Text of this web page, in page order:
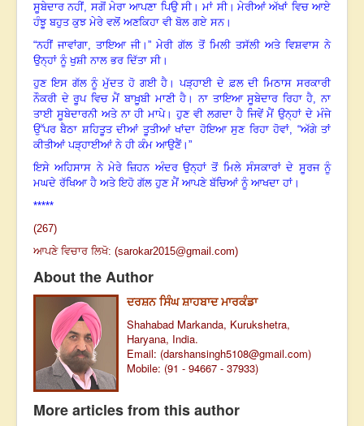
ਸੂਬੇਦਾਰ ਨਹੀਂ, ਸਗੋਂ ਮੇਰਾ ਆਪਣਾ ਪਿਉ ਸੀ। ਮਾਂ ਸੀ।ਮੇਰੀਆਂ ਅੱਖਾਂ ਵਿਚ ਆਏ
ਹੰਝੂ ਬਹੁਤ ਕੁਝ ਮੇਰੇ ਵਲੋਂ ਅਣਕਿਹਾ ਵੀ ਬੋਲ ਗਏ ਸਨ।
“ਨਹੀਂ ਜਾਵਾਂਗਾ,ਤਾਇਆ ਜੀ।”ਮੇਰੀ ਗੱਲ ਤੋਂ ਮਿਲੀ ਤਸੱਲੀ ਅਤੇ ਵਿਸ਼ਵਾਸ ਨੇ
ਉਨ੍ਹਾਂ ਨੂੰ ਖੁਸ਼ੀ ਨਾਲ ਭਰ ਦਿੱਤਾ ਸੀ।
ਹੁਣ ਇਸ ਗੱਲ ਨੂੰ ਮੁੱਦਤ ਹੋ ਗਈ ਹੈ। ਪੜ੍ਹਾਈ ਦੇ ਫ਼ਲ ਦੀ ਮਿਠਾਸ ਸਰਕਾਰੀ
ਨੌਕਰੀ ਦੇ ਰੂਪ ਵਿਚ ਮੈਂ ਬਾਖ਼ੂਬੀ ਮਾਣੀ ਹੈ। ਨਾ ਤਾਇਆ ਸੂਬੇਦਾਰ ਰਿਹਾ ਹੈ,ਨਾ
ਤਾਈ ਸੂਬੇਦਾਰਨੀ ਅਤੇ ਨਾ ਹੀ ਮਾਪੇ। ਹੁਣ ਵੀ ਲਗਦਾ ਹੈ ਜਿਵੇਂ ਮੈਂ ਉਨ੍ਹਾਂ ਦੇ ਮੰਜੇ
ਉੱਪਰ ਬੈਠਾ ਸ਼ਹਿਤੂਤ ਦੀਆਂ ਤੂਤੀਆਂ ਖਾਂਦਾ ਹੋਇਆ ਸੁਣ ਰਿਹਾ ਹੋਵਾਂ, “ਅੱਗੇ ਤਾਂ
ਕੀਤੀਆਂ ਪੜ੍ਹਾਈਆਂ ਨੇ ਹੀ ਕੰਮ ਆਉਣੈਂ। ”
ਇਸੇ ਅਹਿਸਾਸ ਨੇ ਮੇਰੇ ਜ਼ਿਹਨ ਅੰਦਰ ਉਨ੍ਹਾਂ ਤੋਂ ਮਿਲੇ ਸੰਸਕਾਰਾਂ ਦੇ ਸੂਰਜ ਨੂੰ
ਮਘਦੇ ਰੱਖਿਆ ਹੈ ਅਤੇ ਇਹੋ ਗੱਲ ਹੁਣ ਮੈਂ ਆਪਣੇ ਬੱਚਿਆਂ ਨੂੰ ਆਖਦਾ ਹਾਂ।
*****
(267)
ਆਪਣੇ ਵਿਚਾਰ ਲਿਖੋ: (sarokar2015@gmail.com)
About the Author
ਦਰਸ਼ਨ ਸਿੰਘ ਸ਼ਾਹਬਾਦ ਮਾਰਕੰਡਾ
Shahabad Markanda, Kurukshetra,
Haryana, India.
Email: (darshansingh5108@gmail.com)
Mobile: (91 - 94667 - 37933)
More articles from this author